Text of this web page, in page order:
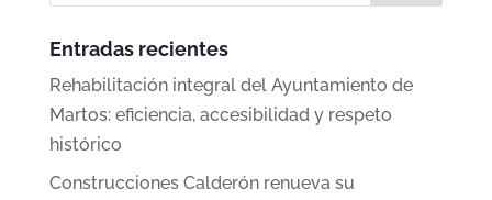
Entradas recientes
Rehabilitación integral del Ayuntamiento de
Martos: eficiencia, accesibilidad y respeto
histórico
Construcciones Calderón renueva su